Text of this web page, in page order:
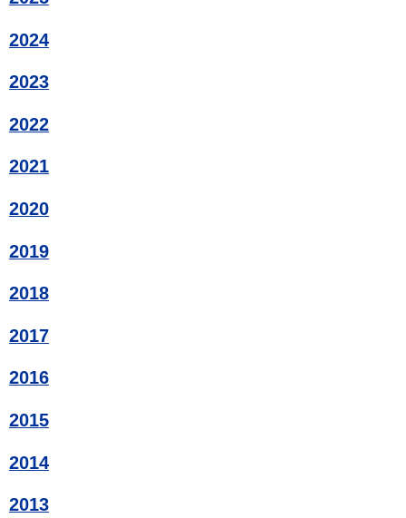
2024
2023
2022
2021
2020
2019
2018
2017
2016
2015
2014
2013